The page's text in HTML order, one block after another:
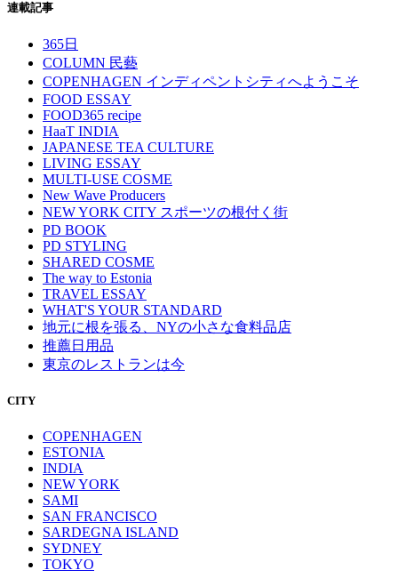
連載記事
365日
COLUMN 民藝
COPENHAGEN インディペントシティへようこそ
FOOD ESSAY
FOOD365 recipe
HaaT INDIA
JAPANESE TEA CULTURE
LIVING ESSAY
MULTI-USE COSME
New Wave Producers
NEW YORK CITY スポーツの根付く街
PD BOOK
PD STYLING
SHARED COSME
The way to Estonia
TRAVEL ESSAY
WHAT'S YOUR STANDARD
地元に根を張る、NYの小さな食料品店
推薦日用品
東京のレストランは今
CITY
COPENHAGEN
ESTONIA
INDIA
NEW YORK
SAMI
SAN FRANCISCO
SARDEGNA ISLAND
SYDNEY
TOKYO